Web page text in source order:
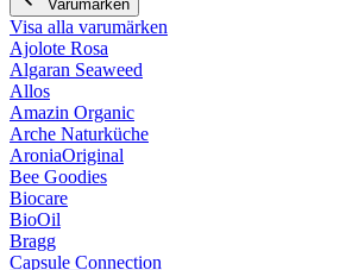
Varumärken
Visa alla varumärken
Ajolote Rosa
Algaran Seaweed
Allos
Amazin Organic
Arche Naturküche
AroniaOriginal
Bee Goodies
Biocare
BioOil
Bragg
Capsule Connection